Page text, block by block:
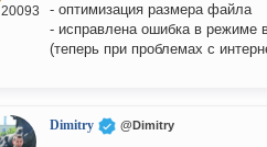
20093
- оптимизация размера файла
- исправлена ошибка в режиме
(теперь при проблемах с
Dimitry @Dimitry